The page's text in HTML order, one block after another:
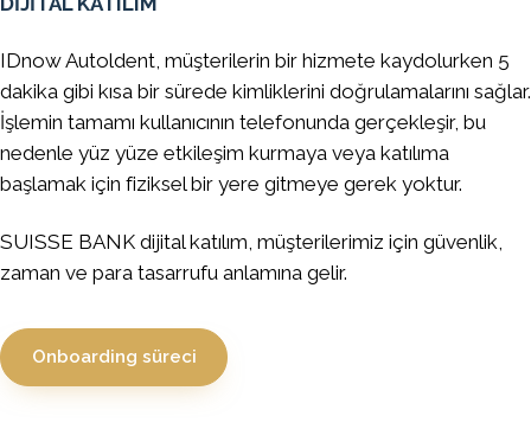
IDnow Autoldent, müşterilerin bir hizmete kaydolurken 5
dakika gibi kısa bir sürede kimliklerini doğrulamalarını sağlar.
İşlemin tamamı kullanıcının telefonunda gerçekleşir, bu
nedenle yüz yüze etkileşim kurmaya veya katılıma
başlamak için fiziksel bir yere gitmeye gerek yoktur.
SUISSE BANK dijital katılım, müşterilerimiz için güvenlik,
zaman ve para tasarrufu anlamına gelir.
Onboarding süreci